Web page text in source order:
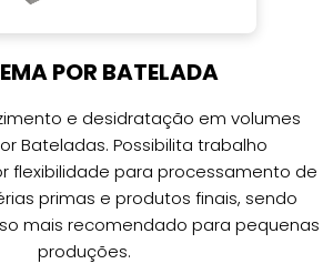
POR BATELADA
e desidratação em volumes
Bateladas. Possibilita trabalho
flexibilidade para processamento de
primas e produtos finais, sendo
mais recomendado para pequenas
produções.